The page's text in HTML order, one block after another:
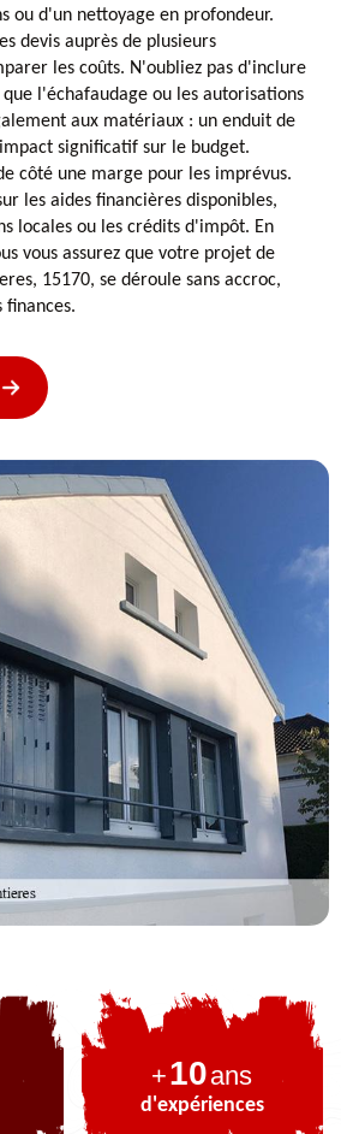
ou d'un nettoyage en profondeur.
devis auprès de plusieurs
les coûts. N'oubliez pas d'inclure
que l'échafaudage ou les autorisations
aux matériaux : un enduit de
significatif sur le budget.
côté une marge pour les imprévus.
les aides financières disponibles,
locales ou les crédits d'impôt. En
vous assurez que votre projet de
15170, se déroule sans accroc,
+10ans
d'expériences